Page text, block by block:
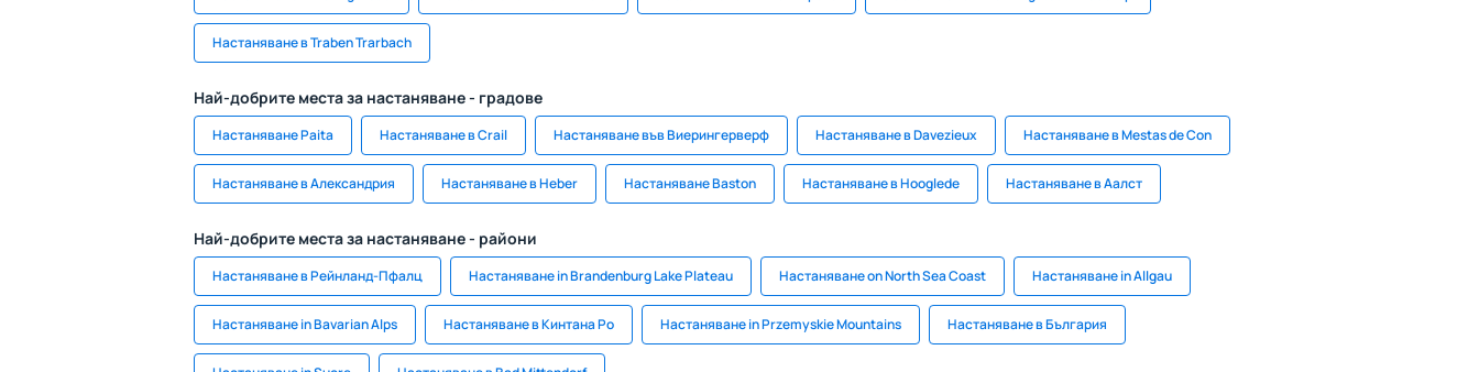
Настаняване в Traben Trarbach
Най-добрите места за настаняване - градове
Настаняване Paita Настаняване в Crail Настаняване във Виерингерверф Настаняване в Davezieux Настаняване в Mestas de Con
Настаняване в Александрия Настаняване в Heber Настаняване Baston Настаняване в Hooglede Настаняване в Аалст
Най-добрите места за настаняване - райони
Настаняване в Рейнланд-Пфалц Настаняване in Brandenburg Lake Plateau Настаняване on North Sea Coast Настаняване in Allgau
Настаняване in Bavarian Alps Настаняване в Кинтана Ро Настаняване in Przemyskie Mountains Настаняване в България